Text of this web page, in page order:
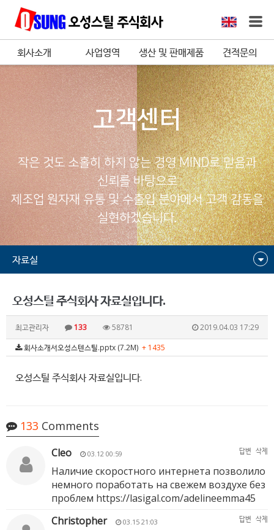
회사소개 사업영역 생산 및 판매제품 견적문의
고객센터
작은 것도 소홀히 하지 않는 경영 MIND로 믿음과
신뢰를 바탕으로
제조업 원자재 유통 및 수출입 분야에서 고객 감동을
실현하겠습니다.
자료실
오성스틸 주식회사 자료실입니다.
최고관리자 133 58781
2019.04.03 17:29
회사소개서오성스텐스틸.pptx (7.2M) + 1435
오성스틸 주식회사 자료실입니다.
133 Comments
Cleo 03.12 00:59 답변 삭제
Наличие скоростного интернета позволило
немного поработать на свежем воздухе без
проблем https://lasigal.com/adelineemma45
Christopher
03.15 21:03 답변 삭제